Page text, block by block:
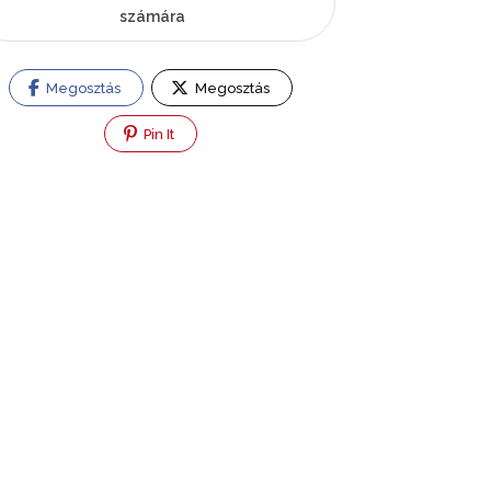
számára
Megosztás Megosztás
Pin It